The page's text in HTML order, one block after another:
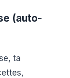
(auto-
ta